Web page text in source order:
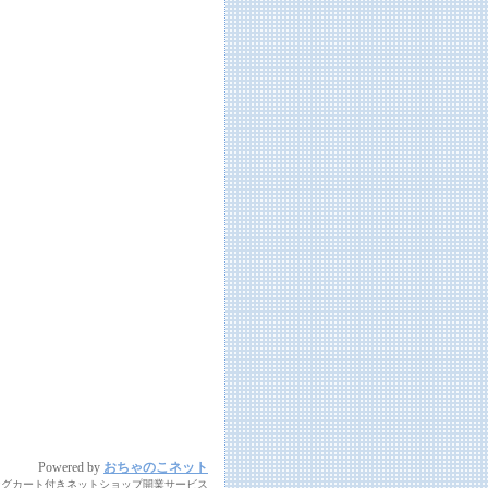
Powered by おちゃのこネット
カート付きネットショップ開業サービス